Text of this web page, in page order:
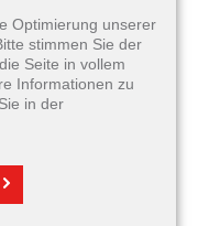
Optimierung unserer
stimmen Sie der
Seite in vollem
Informationen zu
in der